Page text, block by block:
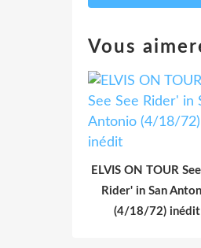
Vous
ELVIS ON TOUR
Rider' in San
(4/18/72) inédit